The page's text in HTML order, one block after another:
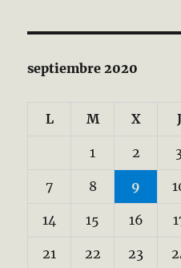
septiembre 2020
L M X J
1 2
7 8 9
14 15 16
21 22 23